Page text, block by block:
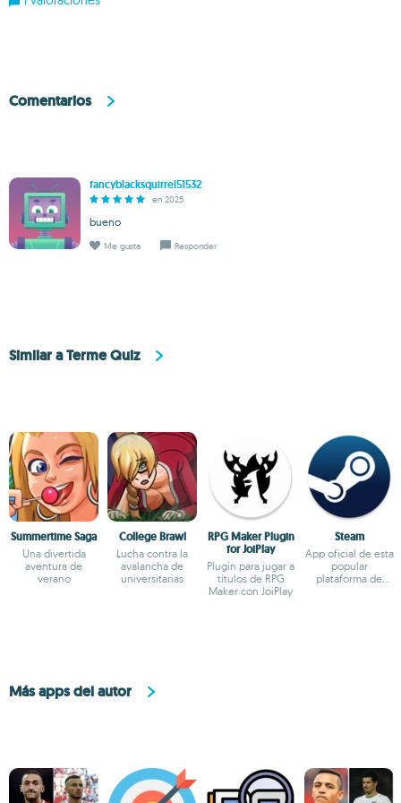
Comentarios
fancyblacksquirrel51532
en 2025
bueno
Me gusta Responder
Similar a Terme Quiz
Summertime Saga
Una divertida
aventura de
verano
College Brawl
Lucha contra la
avalancha de
universitarias
RPG Maker Plugin
for JoiPlay
Plugin para jugar a
títulos de RPG
Maker con JoiPlay
Steam
App oficial de esta
popular
plataforma de
Más apps del autor